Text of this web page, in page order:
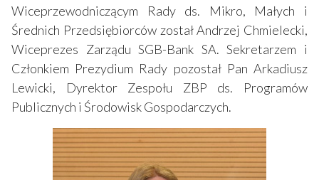
Wiceprzewodniczącym Rady ds. Mikro, Małych i
Średnich Przedsiębiorców został Andrzej Chmielecki,
Wiceprezes Zarządu SGB-Bank SA. Sekretarzem i
Członkiem Prezydium Rady pozostał Pan Arkadiusz
Lewicki, Dyrektor Zespołu ZBP ds. Programów
Publicznych i Środowisk Gospodarczych.